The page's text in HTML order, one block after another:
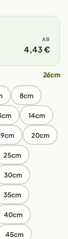
AB
4,43 €
26cm
8cm
14cm
20cm
25cm
30cm
35cm
40cm
45cm